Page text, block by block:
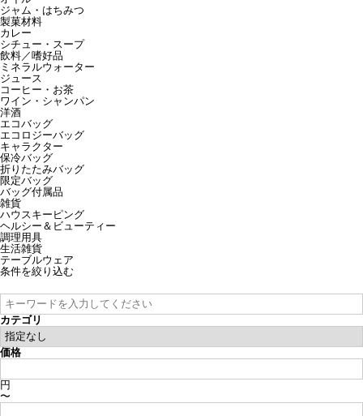
ジャム・はちみつ
製菓材料
カレー
シチュー・スープ
飲料／嗜好品
ミネラルウォーター
ジュース
コーヒー・お茶
ワイン・シャンパン
洋酒
エコバッグ
エコロジーバッグ
キャラクター
保冷バッグ
折りたたみバッグ
限定バッグ
バッグ付属品
雑貨
ハウスキーピング
ヘルシー＆ビューティー
調理用具
生活雑貨
テーブルウェア
条件を絞り込む
カテゴリ
価格
円
〜